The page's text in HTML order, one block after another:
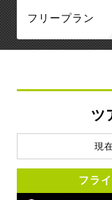
フリープラン
ツ
現
フラ